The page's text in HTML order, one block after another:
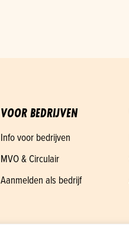
VOOR BEDRIJVEN
Info voor bedrijven
MVO & Circulair
Aanmelden als bedrijf